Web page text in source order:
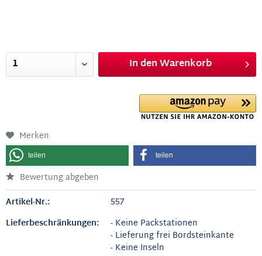
In denWarenkorb
Merken
teilen teilen
Bewertung abgeben
Artikel-Nr.:
557
Lieferbeschränkungen:
- Keine Packstationen
- Lieferung frei Bordsteinkante
- Keine Inseln